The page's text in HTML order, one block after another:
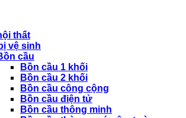
thất
vệ sinh
cầu
Bồn cầu 1 khối
Bồn cầu 2 khối
Bồn cầu công cộng
Bồn cầu điện tử
Bồn cầu thông minh